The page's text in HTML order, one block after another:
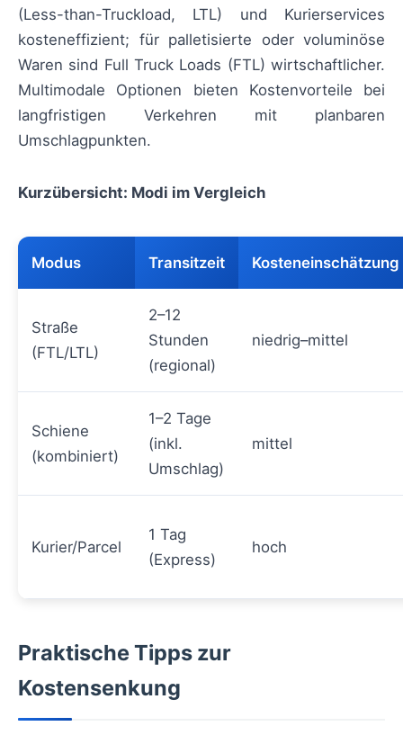
(Less-than-Truckload, LTL) und Kurierservices
kosteneffizient; für palletisierte oder voluminöse
Waren sind Full Truck Loads (FTL) wirtschaftlicher.
Multimodale Optionen bieten Kostenvorteile bei
langfristigen Verkehren mit planbaren
Umschlagpunkten.
Kurzübersicht: Modi im Vergleich
Modus Transitzeit Kosteneinschätzung
Straße
(FTL/LTL)
2–12
Stunden
(regional)
niedrig–mittel
Schiene
(kombiniert)
1–2 Tage
(inkl.
Umschlag)
mittel
Kurier/Parcel
1 Tag
(Express)
hoch
Praktische Tipps zur
Kostensenkung